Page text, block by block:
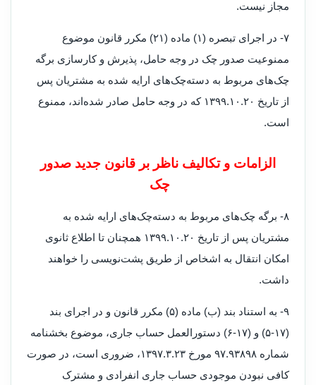
مجاز نیست.
۷- در اجرای تبصره (۱) ماده (۲۱) مکرر قانون موضوع
ممنوعیت صدور چک در وجه حامل، پذیرش و کارسازی برگه
چک‌های مربوط به دسته‌چک‌های ارایه شده به مشتریان پس
از تاریخ ۱۳۹۹.۱۰.۲۰ که در وجه حامل صادر شده‌اند، ممنوع
است.
الزامات و تکالیف ناظر بر قانون جدید صدور
چک
۸- برگه چک‌های مربوط به دسته‌چک‌های ارایه شده به
مشتریان پس از تاریخ ۲۰‏‏.۱۰‏‏.۱۳۹۹ همچنان تا اطلاع ثانوی
امکان انتقال به اشخاص از طریق پشت‌نویسی را خواهند
داشت.
۹- به استناد بند (ب) ماده (۵) مکرر قانون و در اجرای بند
(۱۷‏-۵) و (۱۷‏-۶) دستورالعمل حساب جاری، موضوع بخشنامه
شماره ۹۳۸۹۸‏.۹۷ مورخ ۲۳‏.۳‏.۱۳۹۷، ضروری است، در صورت
کافی نبودن موجودی حساب جاری انفرادی و مشترک